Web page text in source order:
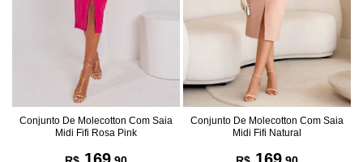
Conjunto De Molecotton Com Saia
Midi Fifi Rosa Pink
Conjunto De Molecotton Com Saia
Midi Fifi Natural